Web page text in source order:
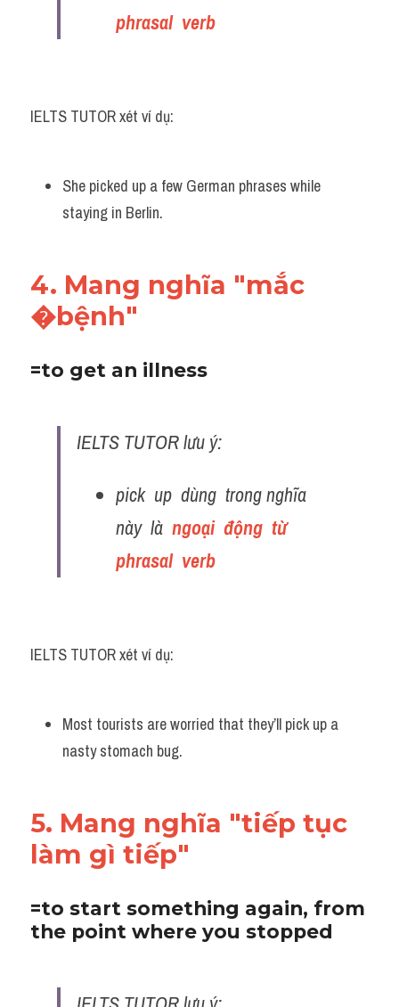
phrasal  verb
IELTS TUTOR xét ví dụ:
She picked up a few German phrases while
staying in Berlin.
4. Mang nghĩa "mắc
�bệnh"
=to get an illness
IELTS TUTOR lưu ý:
pick  up  dùng  trong nghĩa
này  là ngoại  động  từ
phrasal  verb
IELTS TUTOR xét ví dụ:
Most tourists are worried that they’ll pick up a
nasty stomach bug.
5. Mang nghĩa "tiếp tục
làm gì tiếp"
=to start something again, from
the point where you stopped